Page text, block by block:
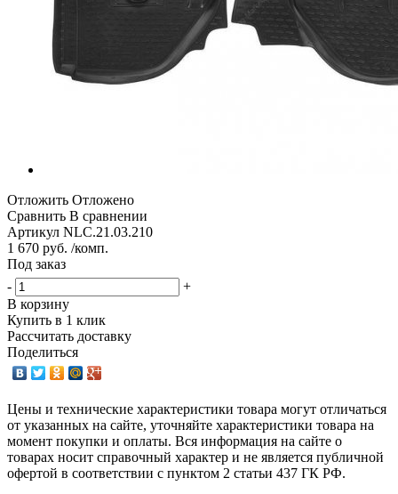
Отложить Отложено
Сравнить В сравнении
Артикул NLC.21.03.210
1 670 руб. /комп.
Под заказ
-
+
В корзину
Купить в 1 клик
Рассчитать доставку
Поделиться
Цены и технические характеристики товара могут отличаться
от указанных на сайте, уточняйте характеристики товара на
момент покупки и оплаты. Вся информация на сайте о
товарах носит справочный характер и не является публичной
офертой в соответствии с пунктом 2 статьи 437 ГК РФ.